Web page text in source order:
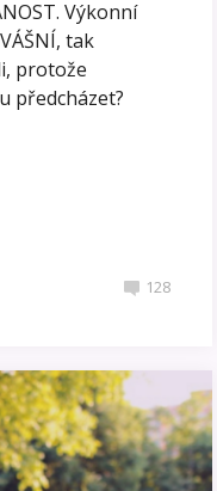
Výkonní
tak
protože
předcházet?
128